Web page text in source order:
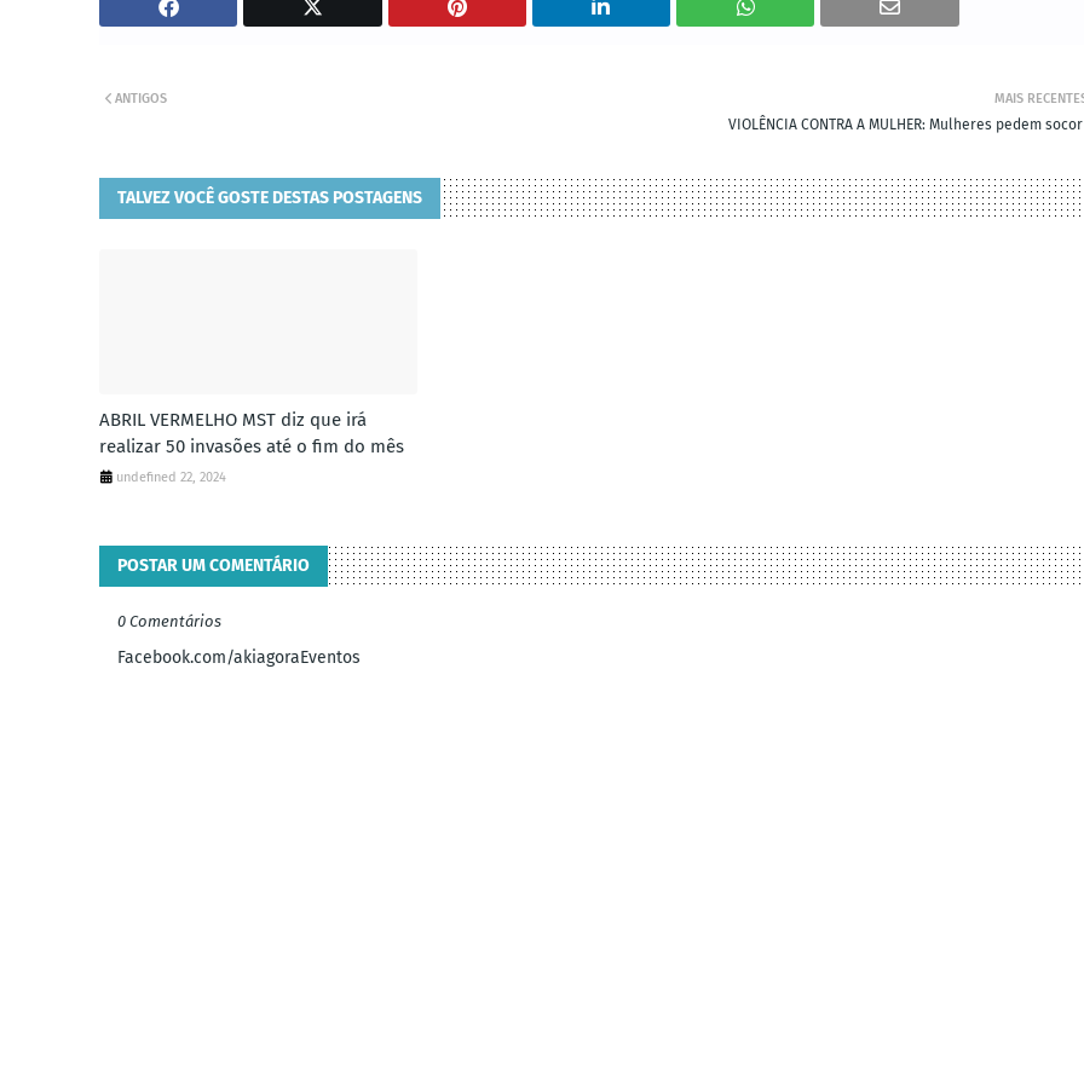
MAIS
VIOLÊNCIA CONTRA A MULHER: Mulheres pedem
ANTIGOS
TALVEZ VOCÊ GOSTE DESTAS POSTAGENS
ABRIL VERMELHO MST diz que irá
realizar 50 invasões até o fim do mês
undefined 22, 2024
POSTAR UM COMENTÁRIO
0 Comentários
Facebook.com/akiagoraEventos